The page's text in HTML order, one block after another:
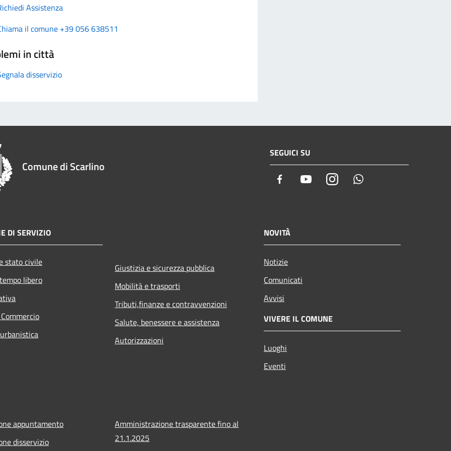
Assistenza
il comune +39 056 638511
in città
disservizio
Comune di Scarlino
SEGUICI SU
Facebook YoutubeInstagram
DI SERVIZIO
stato civile
libero
Giustizia e sicurezza pubblica
Mobilità e trasporti
Tributi,finanze e contravvenzioni
Salute, benessere e assistenza
Autorizzazioni
NOVITÀ
Notizie
Comunicati
Avvisi
VIVERE IL COMUNE
Luoghi
Eventi
appuntamento
disservizio
Amministrazione trasparente fino al
21.1.2025